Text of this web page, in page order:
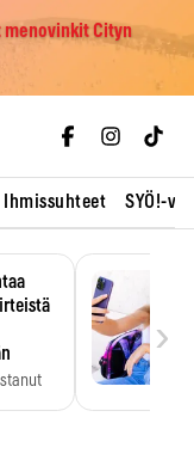
menovinkit Cityn
Ihmissuhteet SYÖ!-
›